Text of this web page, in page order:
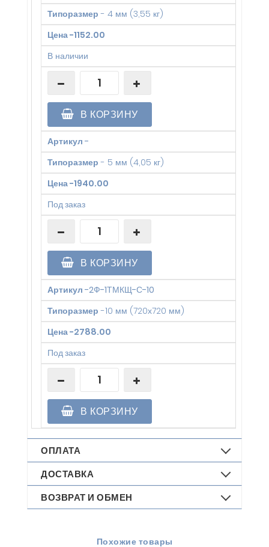
Типоразмер - 4 мм (3,55 кг)
Цена-1152.00
В наличии
В КОРЗИНУ
Артикул -
Типоразмер - 5 мм (4,05 кг)
Цена-1940.00
Под заказ
В КОРЗИНУ
Артикул -2Ф-1ТМКЩ-С-10
Типоразмер -10 мм (720х720 мм)
Цена-2788.00
Под заказ
В КОРЗИНУ
ОПЛАТА
ДОСТАВКА
ВОЗВРАТ И ОБМЕН
Похожие товары